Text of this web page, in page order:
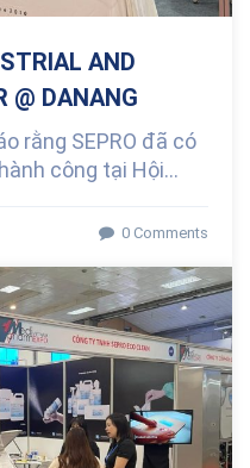
AND
@ DANANG
rằng SEPRO đã có
công tại Hội...
0 Comments